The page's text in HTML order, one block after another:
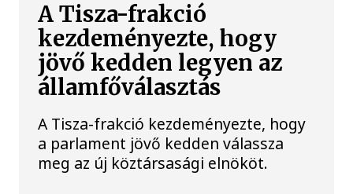
A Tisza-frakció
kezdeményezte, hogy
jövő kedden legyen az
államfőválasztás
A Tisza-frakció kezdeményezte, hogy
a parlament jövő kedden válassza
meg az új köztársasági elnököt.